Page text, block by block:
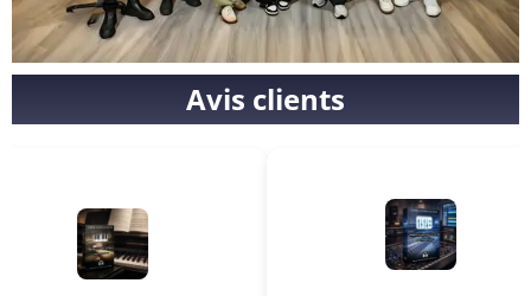
Avis clients